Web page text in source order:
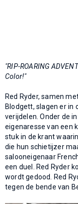
"RIP-ROARING
Color!"
Red Ryder, samen
Blodgett, slagen er in
verijdelen. Onder de
eigenaresse van een
stuk in de krant
die hun schietijzer
salooneigenaar
een duel. Red Ryder
wordt gedood. Red
tegen de bende van